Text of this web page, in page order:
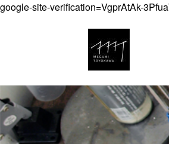
google-site-verification=VgprAtAk-